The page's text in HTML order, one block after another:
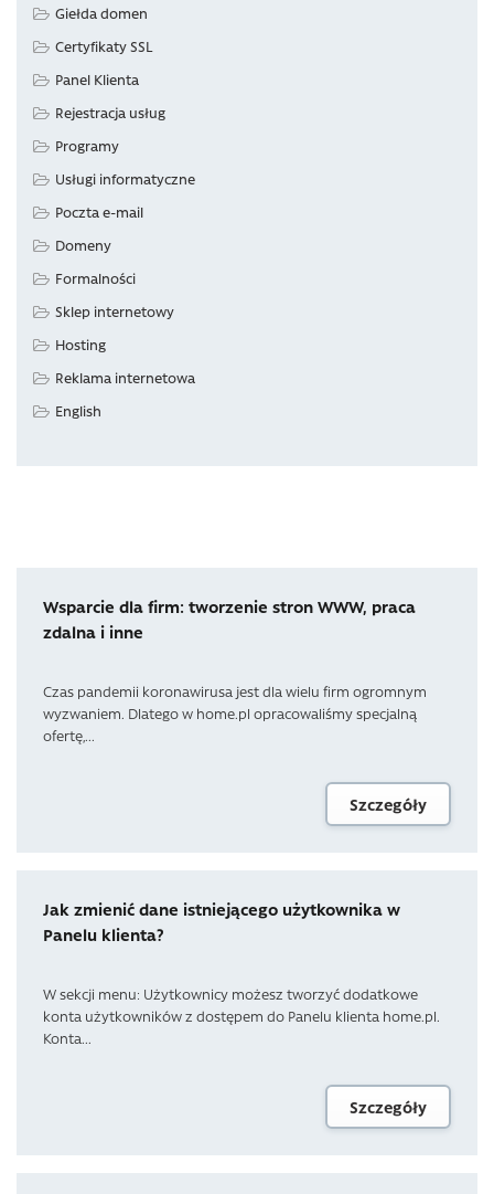
Giełda domen
Certyfikaty SSL
Panel Klienta
Rejestracja usług
Programy
Usługi informatyczne
Poczta e-mail
Domeny
Formalności
Sklep internetowy
Hosting
Reklama internetowa
English
Wsparcie dla firm: tworzenie stron WWW, praca
zdalna i inne
Czas pandemii koronawirusa jest dla wielu firm ogromnym
wyzwaniem. Dlatego w home.pl opracowaliśmy specjalną
ofertę,...
Szczegóły
Jak zmienić dane istniejącego użytkownika w
Panelu klienta?
W sekcji menu: Użytkownicy możesz tworzyć dodatkowe
konta użytkowników z dostępem do Panelu klienta home.pl.
Konta...
Szczegóły